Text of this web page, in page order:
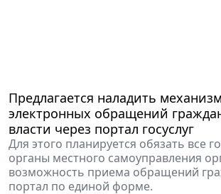
электронных обращений
власти через портал госуслуг
Для этого планируется обязать все
органы местного самоуправления
возможность приема обращений
портал по единой форме.
31 октября 2019 13:32IT